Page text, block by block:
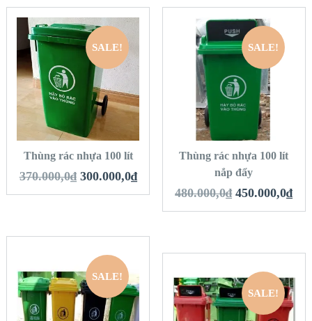
SALE!
QUICK LOOK
VIEW DETAILS
THÊM VÀO GIỎ
HÀNG
Thùng rác nhựa 100 lít
370.000,0₫ 300.000,0₫
SALE!
QUICK LOOK
VIEW DETAILS
THÊM VÀO GIỎ
Thùng rác nhựa 100 lít
nắp đẩy
480.000,0₫ 450.000,0₫
SALE!
QUICK LOOK SALE!
QUICK LOOK